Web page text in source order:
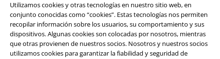
Utilizamos cookies y otras tecnologías en nuestro sitio web, en
conjunto conocidas como “cookies”. Estas tecnologías nos permiten
recopilar información sobre los usuarios, su comportamiento y sus
dispositivos. Algunas cookies son colocadas por nosotros, mientras
que otras provienen de nuestros socios. Nosotros y nuestros socios
utilizamos cookies para garantizar la fiabilidad y seguridad de